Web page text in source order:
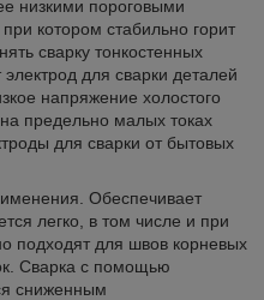
низкими пороговыми
котором стабильно горит
сварку тонкостенных
для сварки деталей
напряжение холостого
предельно малых токах
для сварки от бытовых
Обеспечивает
легко, в том числе и при
подходят для швов корневых
Сварка с помощью
сниженным